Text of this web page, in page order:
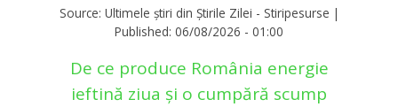
Source: Ultimele știri din Știrile Zilei - Stiripesurse |
Published: 06/08/2026 - 01:00
De ce produce România energie
ieftină ziua și o cumpără scump